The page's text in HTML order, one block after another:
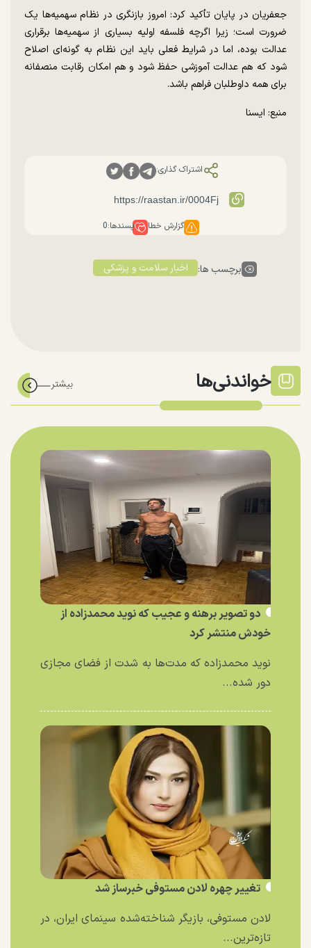
جعفریان در پایان تأکید کرد: امروز بازنگری در نظام سهمیه‌ها یک
ضرورت است؛ زیرا اگرچه فلسفه اولیه بسیاری از سهمیه‌ها برقراری
عدالت بوده، اما در شرایط فعلی باید این نظام به گونه‌ای اصلاح
شود که هم عدالت آموزشی حفظ شود و هم امکان رقابت منصفانه
برای همه داوطلبان فراهم باشد.
منبع: ایسنا
اشتراک گذاری:
گزارش خطا پسندها:0
برچسب ها: اخبار سلامت و پزشکی
خواندنی‌ها
دو تصویر برهنه و عجیب که نوید محمدزاده از
خودش منتشر کرد
نوید محمدزاده که مدت‌ها به شدت از فضای مجازی
دور شده...
تغییر چهره لادن مستوفی خبرساز شد
لادن مستوفی، بازیگر شناخته‌شده سینمای ایران، در
تازه‌ترین...